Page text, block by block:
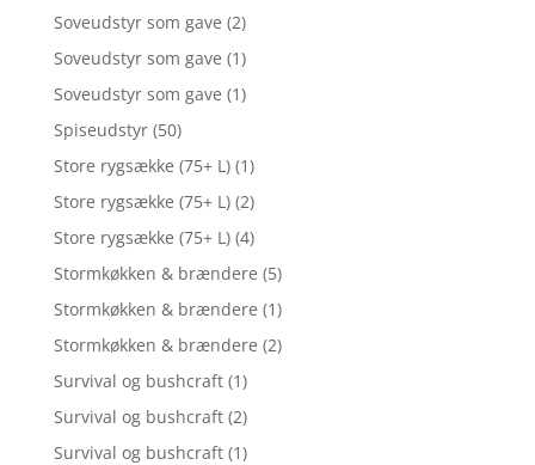
Soveudstyr som gave (2)
Soveudstyr som gave (1)
Soveudstyr som gave (1)
Spiseudstyr (50)
Store rygsække (75+ L) (1)
Store rygsække (75+ L) (2)
Store rygsække (75+ L) (4)
Stormkøkken & brændere (5)
Stormkøkken & brændere (1)
Stormkøkken & brændere (2)
Survival og bushcraft (1)
Survival og bushcraft (2)
Survival og bushcraft (1)